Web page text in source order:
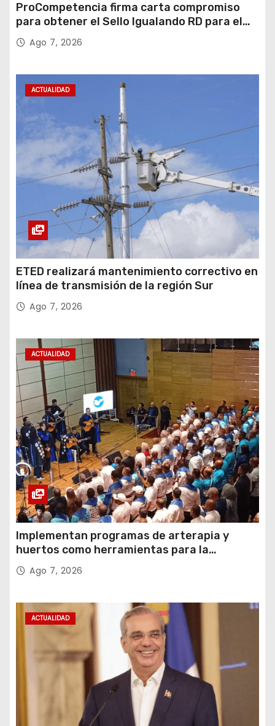
ProCompetencia firma carta compromiso
para obtener el Sello Igualando RD para el
Sector Público
Ago 7, 2026
ACTUALIDAD
ETED realizará mantenimiento correctivo en
línea de transmisión de la región Sur
Ago 7, 2026
ACTUALIDAD
Implementan programas de arterapia y
huertos como herramientas para la
recuperación y la inclusión social
Ago 7, 2026
ACTUALIDAD